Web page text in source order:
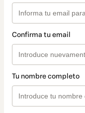
Confirma tu email
Tu nombre completo